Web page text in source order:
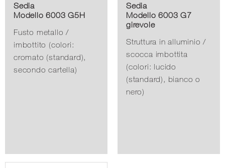
Sedia
Modello 6003 G5H
Fusto metallo /
imbottito (colori:
cromato (standard),
secondo cartella)
Sedia
Modello 6003 G7
girevole
Struttura in alluminio /
scocca imbottita
(colori: lucido
(standard), bianco o
nero)